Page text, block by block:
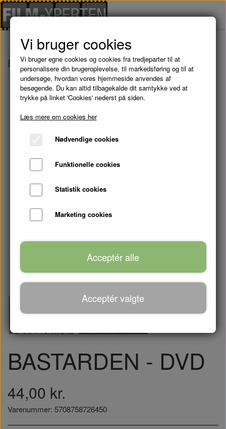
Forside Danske Film BASTARDEN - DVD
BASTARDEN - DVD
44,00 kr.
Varenummer: 5708758726450
Vi bruger cookies
Vi bruger egne cookies og cookies fra tredjeparter til at
personalisere din brugeroplevelse, til markedsføring og til at
undersøge, hvordan vores hjemmeside anvendes af
besøgende. Du kan altid tilbagekalde dit samtykke ved at
trykke på linket 'Cookies' nederst på siden.
Læs mere om cookies her
Nødvendige cookies
Funktionelle cookies
Statistik cookies
Marketing cookies
Acceptér alle
Acceptér valgte